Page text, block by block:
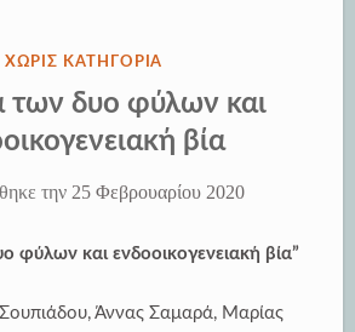
ΔΗΜΟΣΙΕΎΘΗΚΕ
ΧΩΡΊΣ ΚΑΤΗΓΟΡΊΑ
των δυο φύλων και
βία
την 25 Φεβρουαρίου 2020
φύλων και ενδοοικογενειακή βία”
Άννας Σαμαρά, Μαρίας